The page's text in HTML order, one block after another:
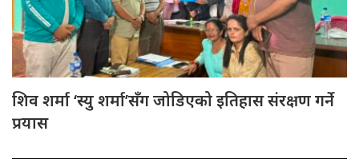
शिव शर्मा ‘स्यु शर्मा’सँग जोडिएको इतिहास संरक्षण गर्ने
प्रयास